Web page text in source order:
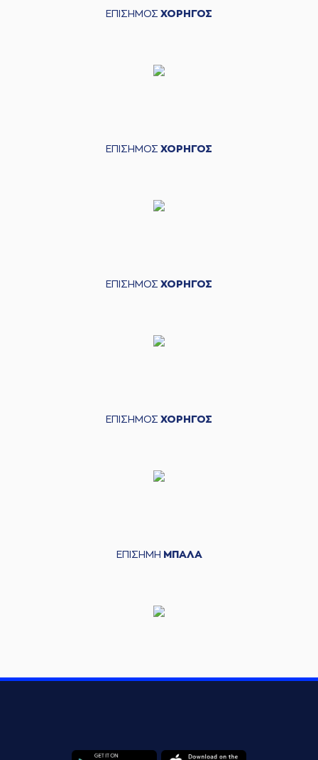
ΕΠΙΣΗΜΟΣ ΧΟΡΗΓΟΣ
ΕΠΙΣΗΜΟΣ ΧΟΡΗΓΟΣ
ΕΠΙΣΗΜΟΣ ΧΟΡΗΓΟΣ
ΕΠΙΣΗΜΟΣ ΧΟΡΗΓΟΣ
ΕΠΙΣΗΜΗ ΜΠΑΛΑ